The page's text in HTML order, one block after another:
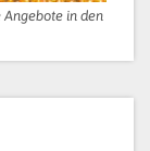
Angebote in den